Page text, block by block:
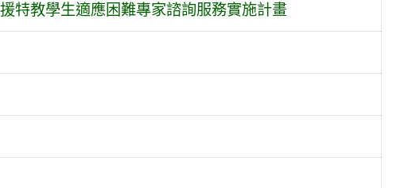
特教學生適應困難專家諮詢服務實施計畫